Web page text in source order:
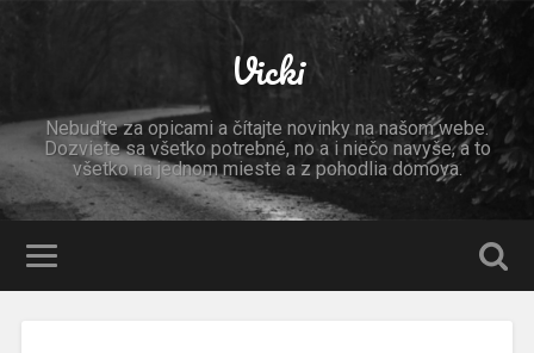
Vicki
Nebuďte za opicami a čítajte novinky na našom webe.
Dozviete sa všetko potrebné, no a i niečo navyše, a to
všetko na jednom mieste a z pohodlia domova.